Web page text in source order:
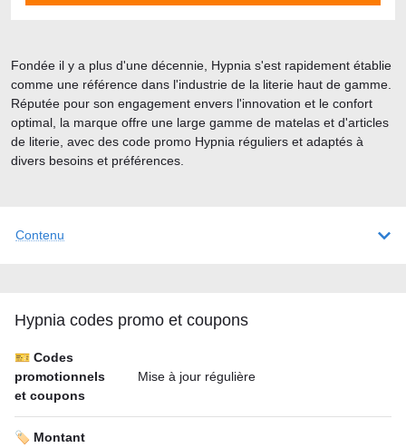
Contenu
Hypnia codes promo et coupons
🎫 Codes
promotionnels
et coupons
Mise à jour régulière
🏷️ Montant
Fondée il y a plus d'une décennie, Hypnia s'est rapidement établie
comme une référence dans l'industrie de la literie haut de gamme.
Réputée pour son engagement envers l'innovation et le confort
optimal, la marque offre une large gamme de matelas et d'articles
de literie, avec des code promo Hypnia réguliers et adaptés à
divers besoins et préférences.